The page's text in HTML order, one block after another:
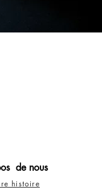
de nous
histoire